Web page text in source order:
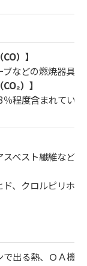
）】
ブなどの燃焼器具
）】
％程度含まれてい
スベスト繊維など
ド、クロルピリホ
で出る熱、ＯＡ機